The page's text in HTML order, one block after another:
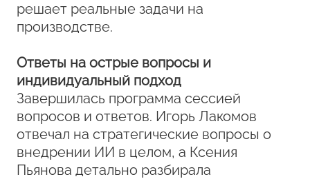
решает реальные задачи на
производстве.
Ответы на острые вопросы и
индивидуальный подход
Завершилась программа сессией
вопросов и ответов. Игорь Лакомов
отвечал на стратегические вопросы о
внедрении ИИ в целом, а Ксения
Пьянова детально разбирала